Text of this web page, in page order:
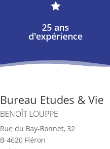

25 ans
d'expérience
Bureau Etudes & Vie
BENOÎT LOUPPE
Rue du Bay-Bonnet, 32
B-4620 Fléron